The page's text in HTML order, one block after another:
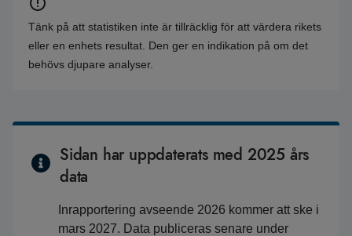
Tänk på att statistiken inte är tillräcklig för att värdera rikets
eller en enhets resultat. Den ger en indikation på om det
behövs djupare analyser.
Sidan har uppdaterats med 2025 års
data
Inrapportering avseende 2026 kommer att ske i
mars 2027. Data publiceras senare under